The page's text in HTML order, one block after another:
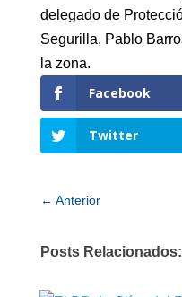
delegado de
Segurilla, Pablo
la zona.
Facebook
Twitter
← Anterior
Posts Relacionados: